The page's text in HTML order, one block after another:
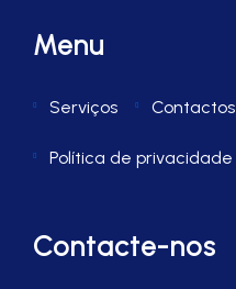
Menu
Serviços Contactos
Política de privacidade
Contacte-nos